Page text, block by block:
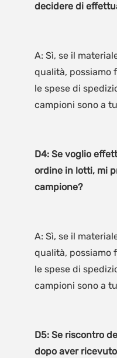
A: Sì, se il
qualità, possiamo
le spese di
D4: Se voglio
ordine in lotti, mi
campione?
A: Sì, se il
qualità, possiamo
le spese di
D5: Se riscontro
dopo aver